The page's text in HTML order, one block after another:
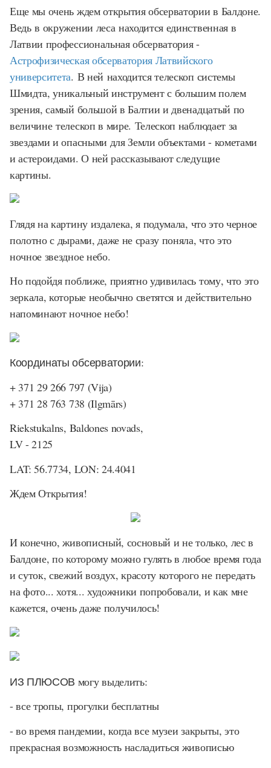
Еще мы очень ждем открытия обсерватории в Балдоне.
Ведь в окружении леса находится единственная в
Латвии профессиональная обсерватория -
Астрофизическая обсерватория Латвийского
университета. В ней находится телескоп системы
Шмидта, уникальный инструмент с большим полем
зрения, самый большой в Балтии и двенадцатый по
величине телескоп в мире. Телескоп наблюдает за
звездами и опасными для Земли объектами - кометами
и астероидами. О ней рассказывают следущие
картины.
Глядя на картину издалека, я подумала, что это черное
полотно с дырами, даже не сразу поняла, что это
ночное звездное небо.
Но подойдя поближе, приятно удивилась тому, что это
зеркала, которые необычно светятся и действительно
напоминают ночное небо!
Координаты обсерватории:
+ 371 29 266 797 (Vija)
+ 371 28 763 738 (Ilgmārs)
Riekstukalns, Baldones novads,
LV - 2125
LAT: 56.7734, LON: 24.4041
Ждем Открытия!
И конечно, живописный, сосновый и не только, лес в
Балдоне, по которому можно гулять в любое время года
и суток, свежий воздух, красоту которого не передать
на фото... хотя... художники попробовали, и как мне
кажется, очень даже получилось!
ИЗ ПЛЮСОВ могу выделить:
- все тропы, прогулки бесплатны
- во время пандемии, когда все музеи закрыты, это
прекрасная возможность насладиться живописью